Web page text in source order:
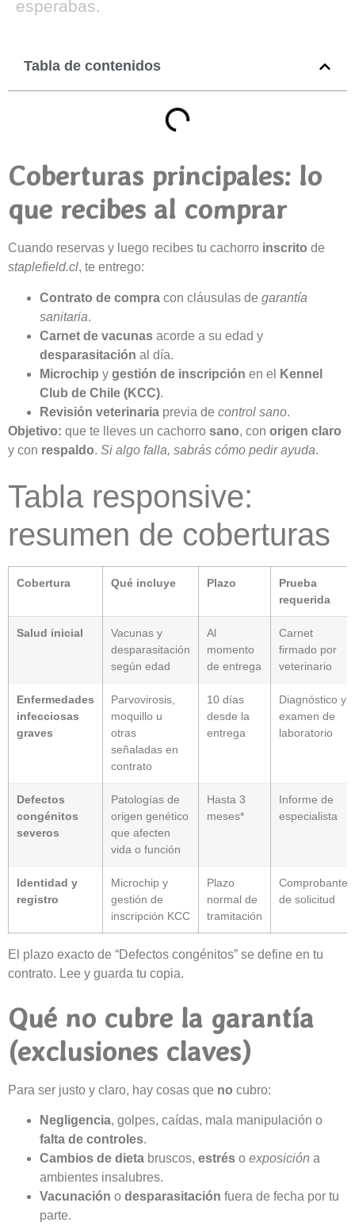
esperabas.
Tabla de contenidos
Coberturas principales: lo
que recibes al comprar
Cuando reservas y luego recibes tu cachorro inscrito de
staplefield.cl, te entrego:
Contrato de compra con cláusulas de garantía
sanitaria.
Carnet de vacunas acorde a su edad y
desparasitación al día.
Microchip y gestión de inscripción en el
Kennel
Club de Chile (KCC).
Revisión veterinaria previa de control sano.
Objetivo: que te lleves un cachorro sano, con origen claro
y con respaldo. Si algo falla, sabrás cómo pedir ayuda.
Tabla responsive:
resumen de coberturas
Cobertura Qué incluye Plazo
Prueba
requerida
Salud inicial
Vacunas y
desparasitación
según edad
Al
momento
de entrega
Carnet
firmado por
veterinario
Enfermedades
infecciosas
graves
Parvovirosis,
moquillo u
otras
señaladas en
contrato
10 días
desde la
entrega
Diagnóstico y
examen de
laboratorio
Defectos
congénitos
severos
Patologías de
origen genético
que afecten
vida o función
Hasta 3
meses*
Informe de
especialista
Identidad y
registro
Microchip y
gestión de
inscripción KCC
Plazo
normal de
tramitación
Comprobante
de solicitud
El plazo exacto de “Defectos congénitos” se define en tu
contrato. Lee y guarda tu copia.
Qué no cubre la garantía
(exclusiones claves)
Para ser justo y claro, hay cosas que no cubro:
Negligencia, golpes, caídas, mala manipulación o
falta de controles.
Cambios de dieta bruscos, estrés o exposición a
ambientes insalubres.
Vacunación o desparasitación fuera de fecha por tu
parte.